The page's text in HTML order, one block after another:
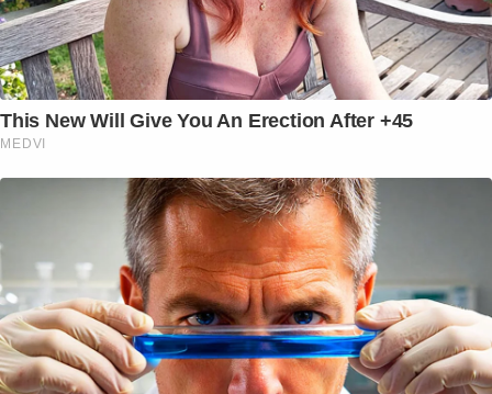
This New Will Give You An Erection After +45
MEDVI